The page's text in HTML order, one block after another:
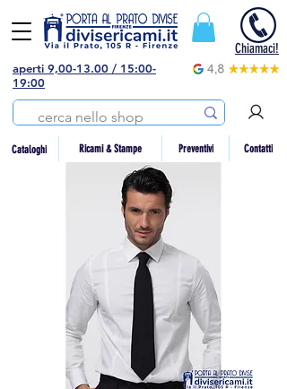
Chiamaci!
aperti 9,00-13.00 / 15:00-
19:00
Cataloghi Ricami & Stampe Preventivi Contatti